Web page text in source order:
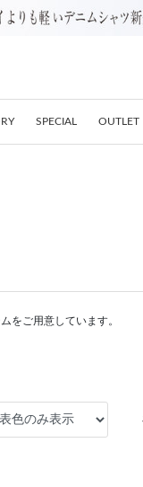
SPECIAL OUTLET
をご用意しています。